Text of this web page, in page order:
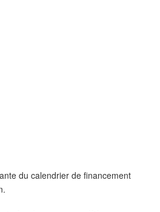
du calendrier de financement